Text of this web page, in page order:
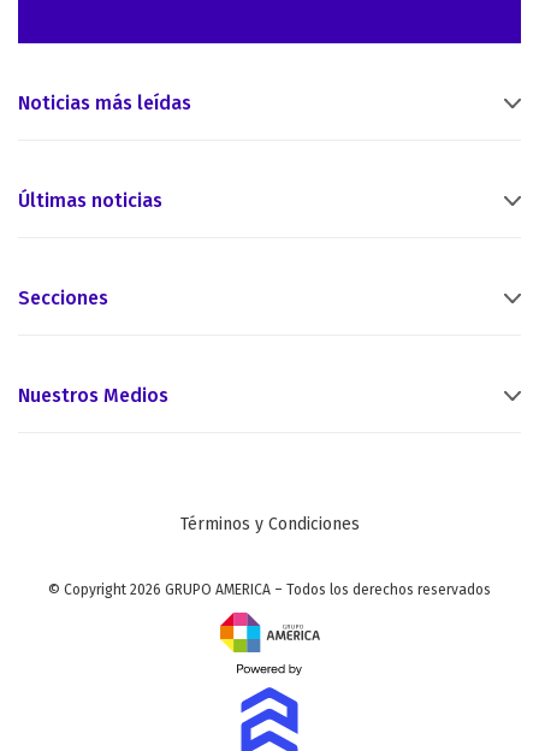
Noticias más leídas
Últimas noticias
Secciones
Nuestros Medios
Términos y Condiciones
© Copyright 2026 GRUPO AMERICA – Todos los derechos reservados